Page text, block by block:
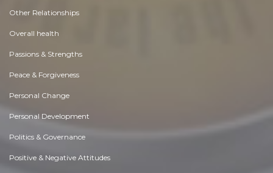
Other Relationships
Overall health
Passions & Strengths
Peace & Forgiveness
Personal Change
Personal Development
Politics & Governance
Positive & Negative Attitudes